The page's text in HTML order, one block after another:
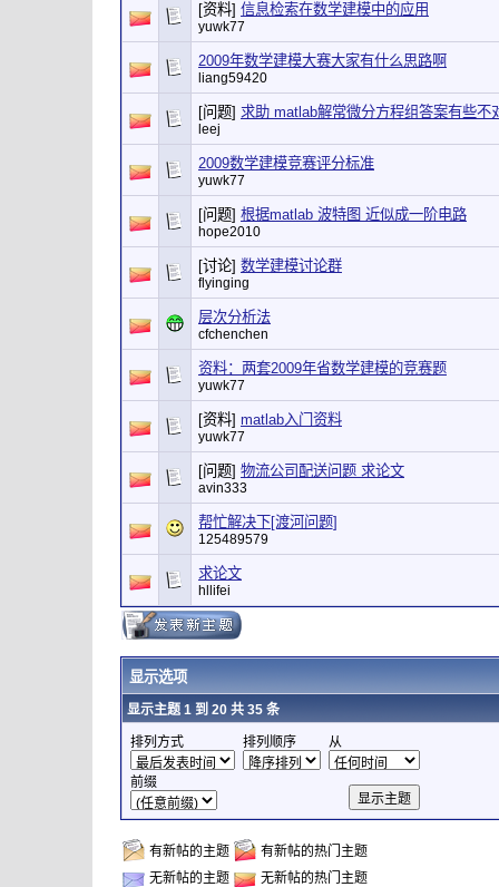
[资料] 信息检索在数学建模中的应用
yuwk77
2009年数学建模大赛大家有什么思路啊
liang59420
[问题] 求助 matlab解常微分方程组答案有些不
leej
2009数学建模竞赛评分标准
yuwk77
[问题] 根据matlab 波特图 近似成一阶电路
hope2010
[讨论] 数学建模讨论群
flyinging
层次分析法
cfchenchen
资料：两套2009年省数学建模的竞赛题
yuwk77
[资料] matlab入门资料
yuwk77
[问题] 物流公司配送问题 求论文
avin333
帮忙解决下[渡河问题]
125489579
求论文
hllifei
显示选项
显示主题 1 到 20 共 35 条
排列方式 排列顺序 从
前缀
有新帖的主题
有新帖的热门主题
无新帖的主题
无新帖的热门主题